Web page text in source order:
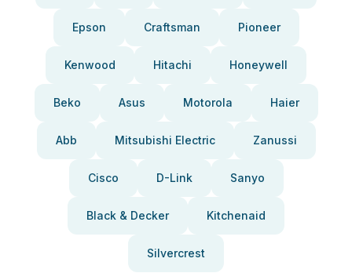
Epson Craftsman Pioneer
Kenwood Hitachi Honeywell
Beko Asus Motorola Haier
Abb Mitsubishi Electric Zanussi
Cisco D-Link Sanyo
Black & Decker Kitchenaid
Silvercrest